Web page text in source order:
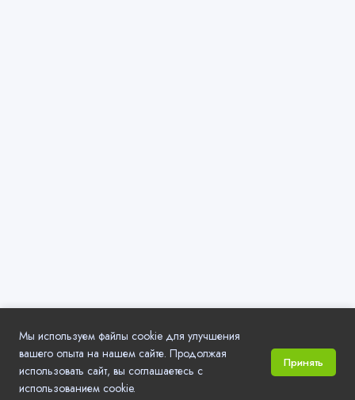
Мы используем файлы cookie для улучшения
вашего опыта на нашем сайте. Продолжая
использовать сайт, вы соглашаетесь с
использованием cookie.
Принять